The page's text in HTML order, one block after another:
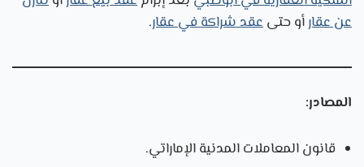
عن عقارأو حتىعقد شراكة في عقار.
المصادر:
قانون المعاملات المدنية الإماراتي.